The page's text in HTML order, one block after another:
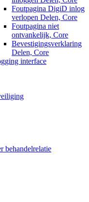
Foutpagina DigiD inlog
verlopen Delen, Core
Foutpagina niet
ontvankelijk, Core
Bevestigingsverklaring
Delen, Core
interface
behandelrelatie